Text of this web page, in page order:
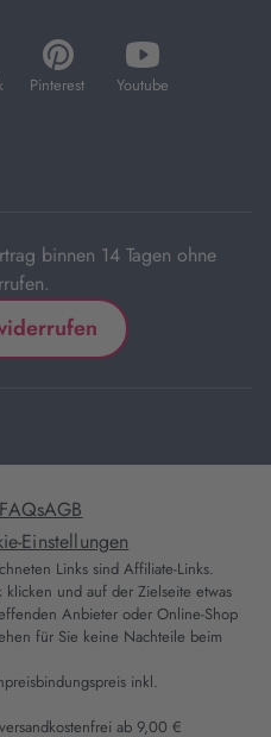
Pinterest
öffnet
in
Youtube
öffnet
in
binnen 14 Tagen ohne
FAQsAGB
Einstellungen
Links sind Affiliate-Links.
und auf der Zielseite etwas
Anbieter oder Online-Shop
für Sie keine Nachteile beim
inkl.
ab 9,00 €